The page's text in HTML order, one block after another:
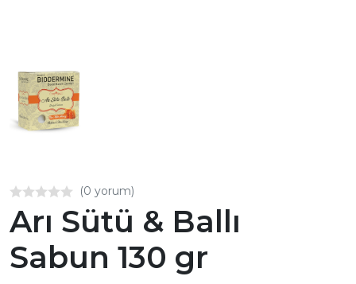
(0 yorum)
Arı Sütü & Ballı
Sabun 130 gr